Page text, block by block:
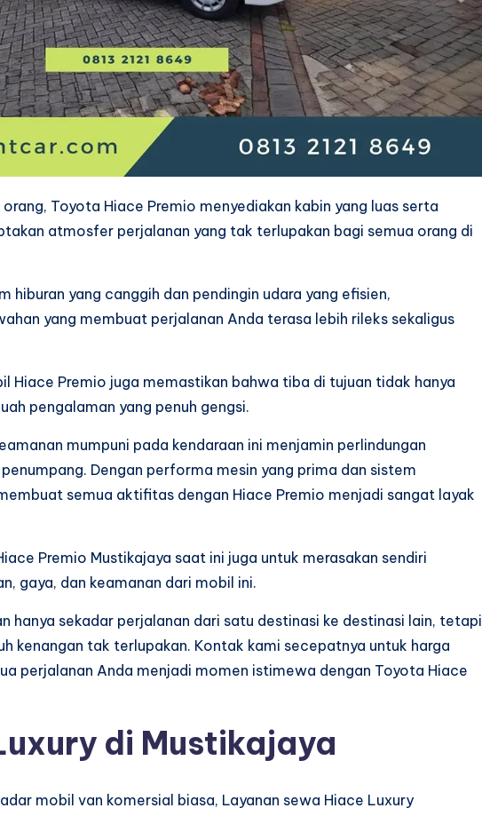
Toyota Hiace Premio menyediakan kabin yang luas serta
atmosfer perjalanan yang tak terlupakan bagi semua orang di
hiburan yang canggih dan pendingin udara yang efisien,
yang membuat perjalanan Anda terasa lebih rileks sekaligus
Hiace Premio juga memastikan bahwa tiba di tujuan tidak hanya
pengalaman yang penuh gengsi.
mumpuni pada kendaraan ini menjamin perlindungan
Dengan performa mesin yang prima dan sistem
semua aktifitas dengan Hiace Premio menjadi sangat layak
Premio Mustikajaya saat ini juga untuk merasakan sendiri
gaya, dan keamanan dari mobil ini.
hanya sekadar perjalanan dari satu destinasi ke destinasi lain, tetapi
kenangan tak terlupakan. Kontak kami secepatnya untuk harga
perjalanan Anda menjadi momen istimewa dengan Toyota Hiace
di Mustikajaya
mobil van komersial biasa, Layanan sewa Hiace Luxury